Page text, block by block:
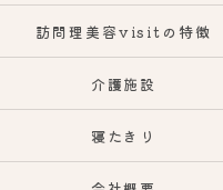
訪問理美容visitの特徴
介護施設
寝たきり